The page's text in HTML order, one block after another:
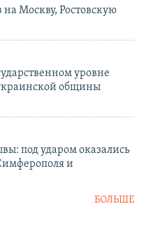
на Москву, Ростовскую
уровне
общины
под ударом оказались
и
БОЛЬШЕ